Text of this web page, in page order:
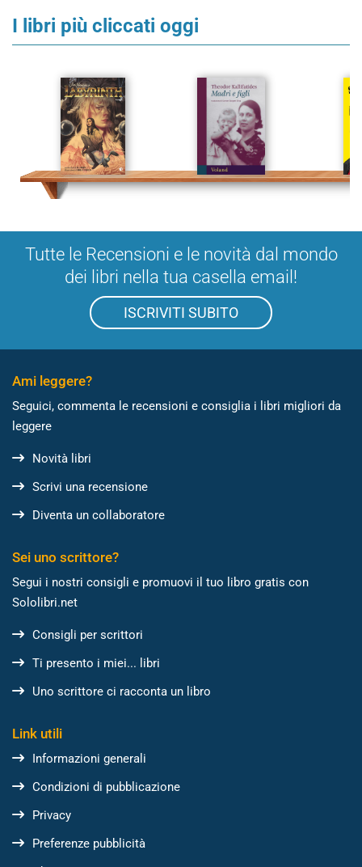
I libri più cliccati oggi
Tutte le Recensioni e le novità dal mondo
dei libri nella tua casella email!
ISCRIVITI SUBITO
Ami leggere?
Seguici, commenta le recensioni e consiglia i libri migliori da
leggere
Novità libri
Scrivi una recensione
Diventa un collaboratore
Sei uno scrittore?
Segui i nostri consigli e promuovi il tuo libro gratis con
Sololibri.net
Consigli per scrittori
Ti presento i miei... libri
Uno scrittore ci racconta un libro
Link utili
Informazioni generali
Condizioni di pubblicazione
Privacy
Preferenze pubblicità